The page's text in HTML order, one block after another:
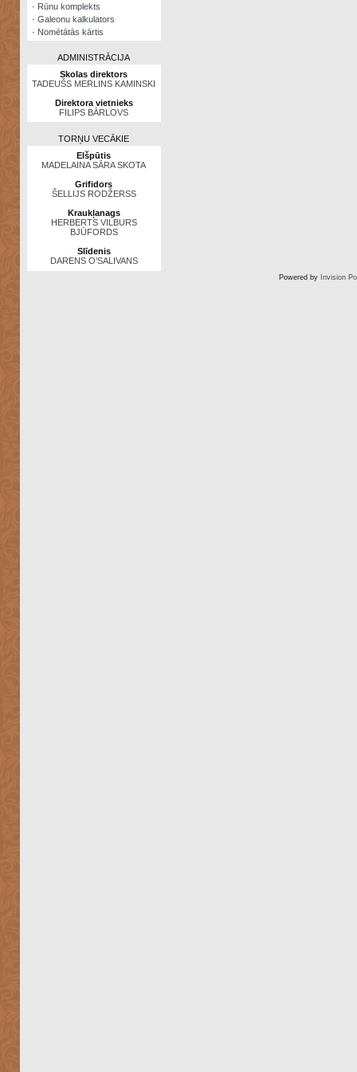
· Rūnu komplekts
· Galeonu kalkulators
· Nomētātās kārtis
ADMINISTRĀCIJA
Skolas direktors
TADEUŠS MERLINS KAMINSKI
Direktora vietnieks
FILIPS BĀRLOVS
TORŅU VECĀKIE
Elšpūtis
MADELAINA SĀRA SKOTA
Grifidors
ŠELLIJS RODŽERSS
Kraukļanags
HERBERTS VILBURS
BJŪFORDS
Slīdenis
DARENS O’SALIVANS
Powered by Invision